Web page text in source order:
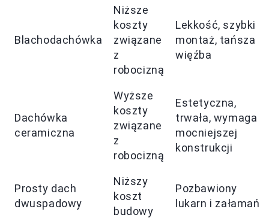
Blachodachówka
Niższe
koszty
związane
z
robocizną
Lekkość, szybki
montaż, tańsza
więźba
Dachówka
ceramiczna
Wyższe
koszty
związane
z
robocizną
Estetyczna,
trwała, wymaga
mocniejszej
konstrukcji
Prosty dach
dwuspadowy
Niższy
koszt
budowy
Pozbawiony
lukarn i załamań